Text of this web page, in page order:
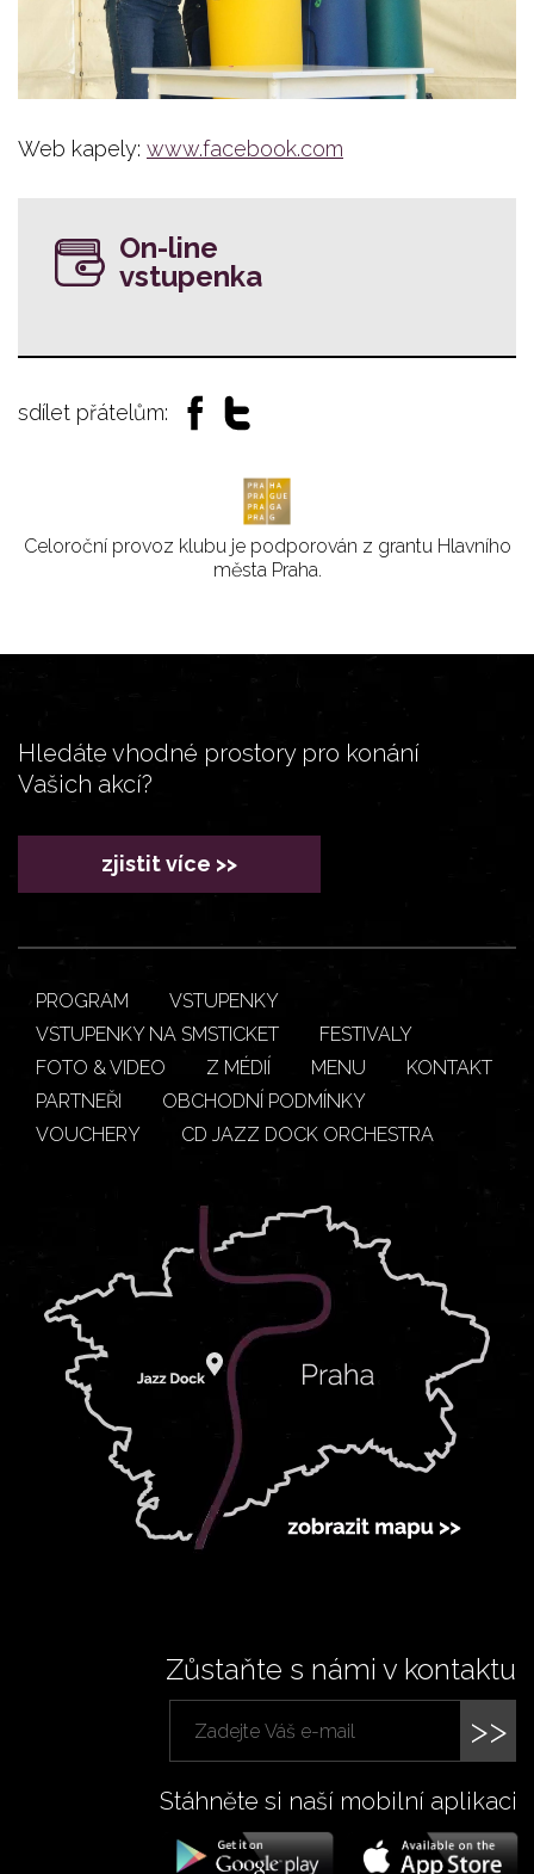
Web kapely: www.facebook.com
On-line
vstupenka
sdílet přátelům:
Celoroční provoz klubu je podporován z grantu Hlavního
města Praha.
Hledáte vhodné prostory pro konání
Vašich akcí?
zjistit více >>
PROGRAM
VSTUPENKY
VSTUPENKY NA SMSTICKET
FESTIVALY
FOTO & VIDEO
Z MÉDIÍ MENU
KONTAKT
PARTNEŘI
OBCHODNÍ PODMÍNKY
VOUCHERY
CD JAZZ DOCK ORCHESTRA
Zůstaňte s námi v kontaktu
>>
Stáhněte si naší mobilní aplikaci